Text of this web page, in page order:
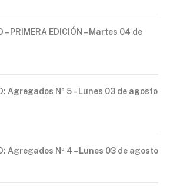
– PRIMERA EDICIÓN – Martes 04 de
Agregados Nº 5 – Lunes 03 de agosto
Agregados Nº 4 – Lunes 03 de agosto